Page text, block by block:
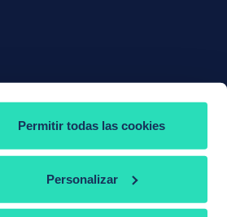
Permitir todas las cookies
Personalizar